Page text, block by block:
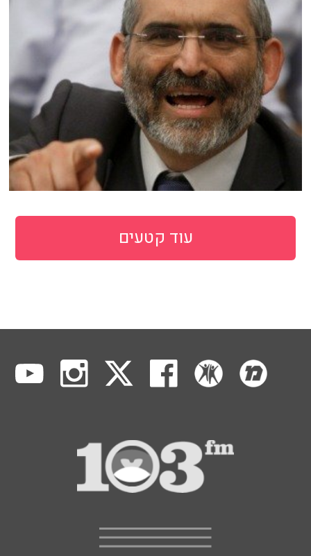
עוד קטעים